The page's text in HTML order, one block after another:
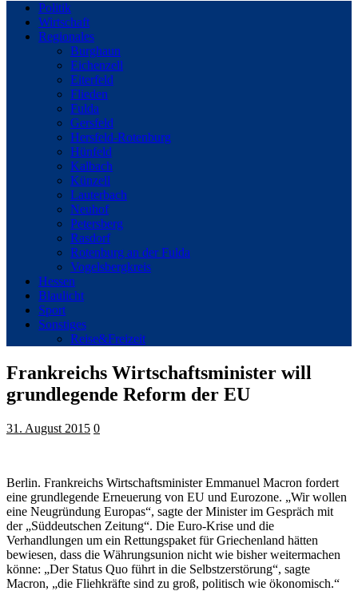
Politik
Wirtschaft
Regionales
Burghaun
Eichenzell
Eiterfeld
Flieden
Fulda
Gersfeld
Hersfeld-Rotenburg
Hünfeld
Kalbach
Künzell
Lauterbach
Neuhof
Petersberg
Rasdorf
Rotenburg an der Fulda
Vogelsbergkreis
Hessen
Blaulicht
Sport
Sonstiges
Reise&Freizeit
Frankreichs Wirtschaftsminister will
grundlegende Reform der EU
31. August 2015 0
Berlin. Frankreichs Wirtschaftsminister Emmanuel Macron fordert
eine grundlegende Erneuerung von EU und Eurozone. „Wir wollen
eine Neugründung Europas“, sagte der Minister im Gespräch mit
der „Süddeutschen Zeitung“. Die Euro-Krise und die
Verhandlungen um ein Rettungspaket für Griechenland hätten
bewiesen, dass die Währungsunion nicht wie bisher weitermachen
könne: „Der Status Quo führt in die Selbstzerstörung“, sagte
Macron, „die Fliehkräfte sind zu groß, politisch wie ökonomisch.“